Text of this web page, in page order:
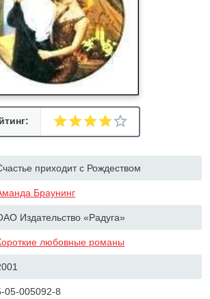
приходит с Рождеством
Браунинг
Издательство «Радуга»
любовные романы
05-005092-8